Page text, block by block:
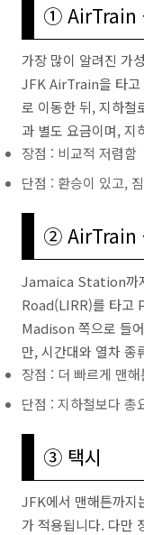
① AirTrain
가장 많이 알려진 가
JFK AirTrain을 타
로 이동한 뒤, 지하철
과 별도 요금이며, 지
장점 : 비교적 저렴함
단점 : 환승이 있고,
② AirTrain
Jamaica Station까
Road(LIRR)를 타
Madison 쪽으로 들
만, 시간대와 열차 종
장점 : 더 빠르게 맨
단점 : 지하철보다 총
③ 택시
JFK에서 맨해튼까지
가 적용됩니다. 다만